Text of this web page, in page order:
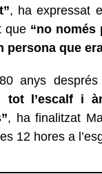
, ha expressat
que “no només
persona que
anys
tot l’escalf i
, ha finalitzat
12 hores a